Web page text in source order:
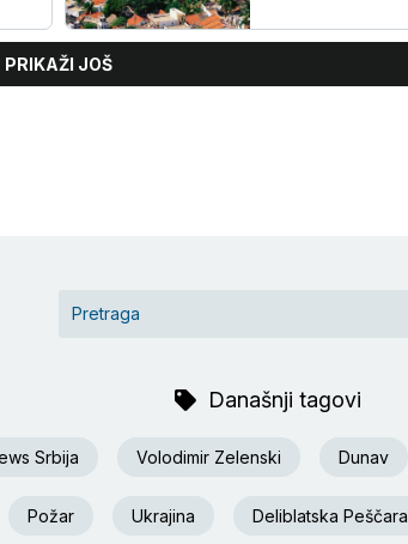
PRIKAŽI JOŠ
Današnji tagovi
Srbija Volodimir Zelenski Dunav
Požar Ukrajina Deliblatska Peščara